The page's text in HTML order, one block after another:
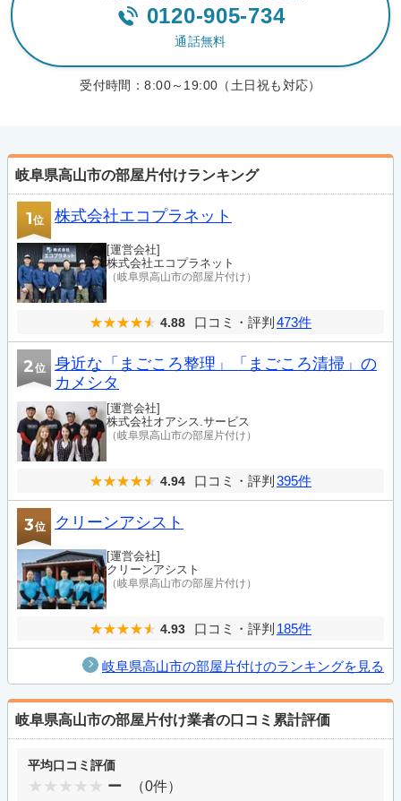
0120-905-734
通話無料
受付時間：8:00～19:00（土日祝も対応）
岐阜県高山市の部屋片付けランキング
1位 株式会社エコプラネット
[運営会社]
株式会社エコプラネット
（岐阜県高山市の部屋片付け）
4.88 口コミ・評判 473件
2位
身近な「まごころ整理」「まごころ清掃」の
カメシタ
[運営会社]
株式会社オアシス.サービス
（岐阜県高山市の部屋片付け）
4.94 口コミ・評判 395件
3位 クリーンアシスト
[運営会社]
クリーンアシスト
（岐阜県高山市の部屋片付け）
4.93 口コミ・評判 185件
岐阜県高山市の部屋片付けのランキングを見る
岐阜県高山市の部屋片付け業者の口コミ累計評価
平均口コミ評価
ー （0件）